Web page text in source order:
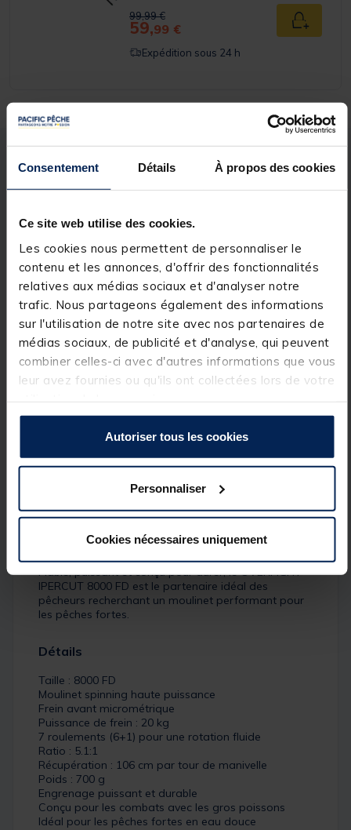
Consentement Détails À propos des cookies
Ce site web utilise des cookies.
Les cookies nous permettent de personnaliser le
contenu et les annonces, d'offrir des fonctionnalités
relatives aux médias sociaux et d'analyser notre
trafic. Nous partageons également des informations
sur l'utilisation de notre site avec nos partenaires de
médias sociaux, de publicité et d'analyse, qui peuvent
combiner celles-ci avec d'autres informations que vous
leur avez fournies ou qu'ils ont collectées lors de votre
Autoriser tous les cookies
Personnaliser
Cookies nécessaires uniquement
Price reduced from
99,99 €to
59,99 € Ajouter
Expédition sous 24 h
Description Spécifications
Description & détails
Description
Le OVERFIGHT IPERCUT 8000 FD est un moulinet
puissant conçu pour les pêches les plus exigeantes.
Grâce à sa mécanique robuste et à son frein de 20
kg, il est parfaitement adapté aux combats avec les
gros poissons, aussi bien en eau douce qu'en mer.
Équipé de 7 roulements (6+1) de haute qualité, il
offre une rotation fluide et régulière, garantissant un
excellent confort d'utilisation. Son ratio de 5.1:1
vitesse de récupération, avec 106 cm de fil récupérés
par tour de manivelle, idéal pour garder un contact
bénéficie d'une conception robuste capable de
micrométrique permet un réglage précis et
progressif pour maîtriser les combats les plus
Fiable, puissant et conçu pour durer, le OVERFIGHT
IPERCUT 8000 FD est le partenaire idéal des
pêcheurs recherchant un moulinet performant pour
les pêches fortes.
Détails
Taille : 8000 FD
Moulinet spinning haute puissance
Frein avant micrométrique
Puissance de frein : 20 kg
7 roulements (6+1) pour une rotation fluide
Ratio : 5.1:1
Récupération : 106 cm par tour de manivelle
Poids : 700 g
Engrenage puissant et durable
Conçu pour les combats avec les gros poissons
Idéal pour les pêches fortes en eau douce